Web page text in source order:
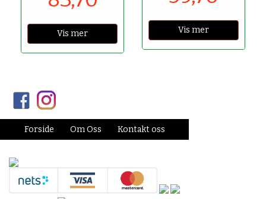
Vis mer Vis mer
Forside Om Oss Kontakt oss